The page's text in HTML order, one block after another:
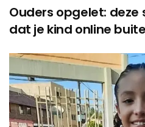
Ouders opgelet:
dat je kind online